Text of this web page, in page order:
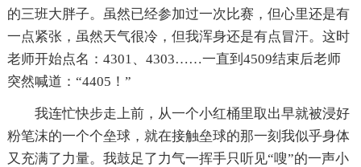
的三班大胖子。虽然已经参加过一次比赛，但心里还是有
一点紧张，虽然天气很冷，但我浑身还是有点冒汗。这时
老师开始点名：4301、4303……一直到4509结束后老师
突然喊道：“4405！”
我连忙快步走上前，从一个小红桶里取出早就被浸好
粉笔沫的一个个垒球，就在接触垒球的那一刻我似乎身体
又充满了力量。我鼓足了力气一挥手只听见“嗖”的一声小